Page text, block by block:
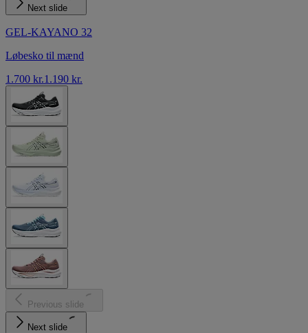
Next slide
GEL-KAYANO 32
Løbesko til mænd
1.700 kr.1.190 kr.
Previous slide
Next slide